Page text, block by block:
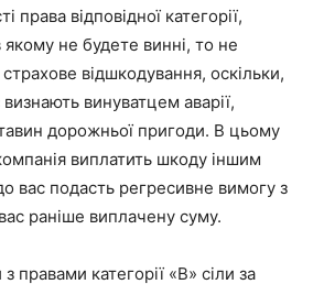
права відповідної категорії,
не будете винні, то не
відшкодування, оскільки,
винуватцем аварії,
дорожньої пригоди. В цьому
виплатить шкоду іншим
вас подасть регресивне вимогу з
раніше виплачену суму.
правами категорії «В» сіли за